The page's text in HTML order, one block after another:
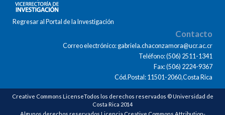
Regresar al Portal de la Investigación
Contacto
Correo electrónico: gabriela.chaconzamora@ucr.ac.cr
Teléfono: (506) 2511-1341
Fax: (506) 2224-9367
Cód.Postal: 11501-2060,Costa Rica
Creative Commons LicenseTodos los derechos reservados © Universidad de
Costa Rica 2014